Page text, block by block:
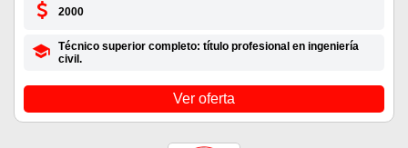
2000
Técnico superior completo: título profesional en ingeniería
civil.
Ver oferta